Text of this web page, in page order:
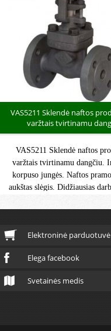
VAS5211 Sklendė naftos
varžtais tvirtinamu
VAS5211 Sklendė naftos
varžtais tvirtinamu dangčiu.
korpuso jungės. Naftos
aukštas slėgis. Didžiausias
-29°C/+425°C.
Elektroninė parduotuvė
Elega facebook
Svetainės medis